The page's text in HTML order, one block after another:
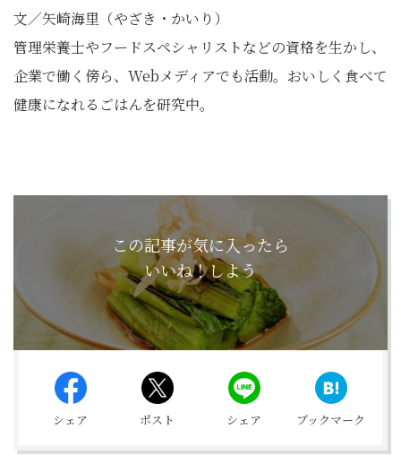
文／矢崎海里（やざき・かいり）
管理栄養士やフードスペシャリストなどの資格を生かし、
企業で働く傍ら、Webメディアでも活動。おいしく食べて
健康になれるごはんを研究中。
この記事が気に入ったら
いいね！しよう
シェア ポスト シェア ブックマーク